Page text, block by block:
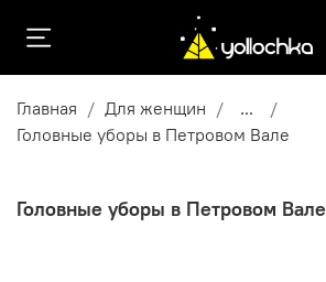
Главная Для женщин
...
Головные уборы в Петровом Вале
Головные уборы в Петровом Вале